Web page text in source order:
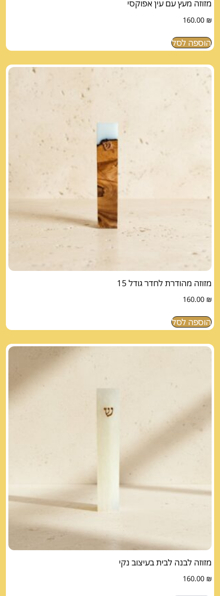
מזוזה מעץ עם עין אפוקסי
160.00 ₪
הוספה לסל
מזוזה מהודרת לחדר גודל 15
160.00 ₪
הוספה לסל
מזוזה לבנה לבית בעיצוב נקי
160.00 ₪